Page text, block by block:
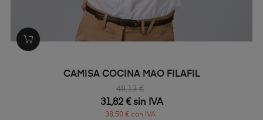
CAMISA COCINA MAO FILAFIL
48,13 €
31,82 € sin IVA
38,50 € con IVA